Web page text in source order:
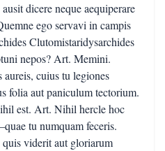
dicere neque aequiperare
ego servavi in campis
Clutomistaridysarchides
nepos? Art. Memini.
cuius tu legiones
folia aut paniculum tectorium.
est. Art. Nihil hercle hoc
tu numquam feceris.
viderit aut gloriarum